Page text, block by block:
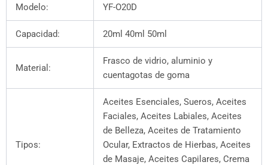
Modelo: YF-O20D
Capacidad: 20ml 40ml 50ml
Material:
Frasco de vidrio, aluminio y
cuentagotas de goma
Tipos:
Aceites Esenciales, Sueros, Aceites
Faciales, Aceites Labiales, Aceites
de Belleza, Aceites de Tratamiento
Ocular, Extractos de Hierbas, Aceites
de Masaje, Aceites Capilares, Crema